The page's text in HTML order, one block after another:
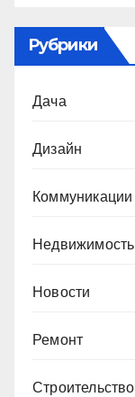
Рубрики
Дача
Дизайн
Коммуникации
Недвижимость
Новости
Ремонт
Строительство